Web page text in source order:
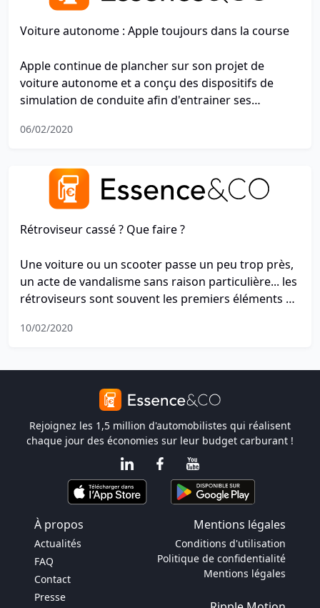
Voiture autonome : Apple toujours dans la course
Apple continue de plancher sur son projet de
voiture autonome et a conçu des dispositifs de
simulation de conduite afin d'entrainer ses
06/02/2020
Rétroviseur cassé ? Que faire ?
Une voiture ou un scooter passe un peu trop près,
un acte de vandalisme sans raison particulière... les
rétroviseurs sont souvent les premiers éléments du
que faut-il faire et est-ce légal de rouler avec un
10/02/2020
Rejoignez les 1,5 million d'automobilistes qui réalisent
chaque jour des économies sur leur budget carburant !
À propos Mentions légales
Actualités
FAQ
Contact
Presse
Conditions d'utilisation
Politique de confidentialité
Mentions légales